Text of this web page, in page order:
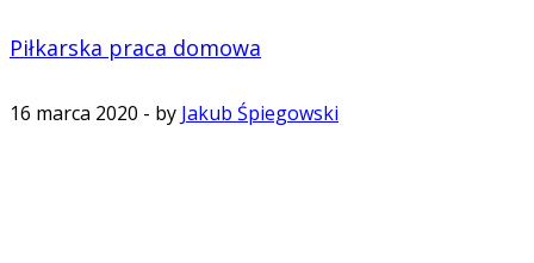
Piłkarska praca domowa
16 marca 2020 - by Jakub Śpiegowski